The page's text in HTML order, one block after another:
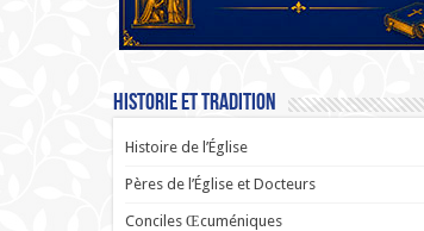
Historie et Tradition
Histoire de l’Église
Pères de l’Église et Docteurs
Conciles Œcuméniques